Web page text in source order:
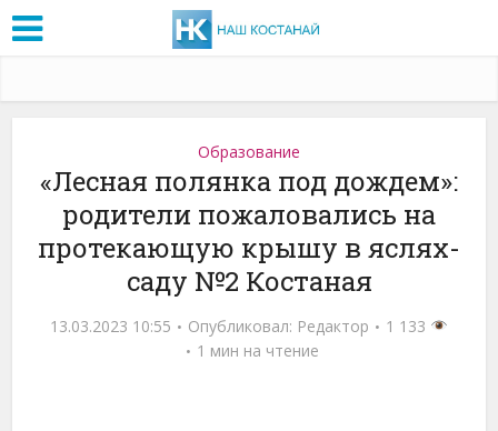
Образование
«Лесная полянка под дождем»:
родители пожаловались на
протекающую крышу в яслях-
саду №2 Костаная
13.03.2023 10:55 Опубликовал: Редактор
1 133
1 мин на чтение